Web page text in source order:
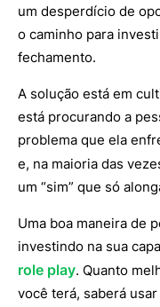
um desperdício de
o caminho para
fechamento.
A solução está em
está procurando a
problema que ela
e, na maioria das
um “sim” que só
Uma boa maneira de
investindo na sua
role play. Quanto
você terá, saberá